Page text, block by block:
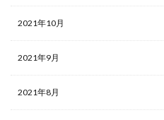
2021年10月
2021年9月
2021年8月